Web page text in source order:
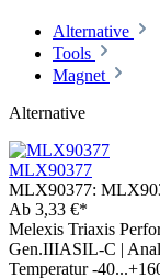
Alternative
Tools
Magnet
Alternative
MLX90377
MLX90377:
Ab 3,33 €*
Melexis Triaxis
Gen.IIIASIL-C |
Temperatur -